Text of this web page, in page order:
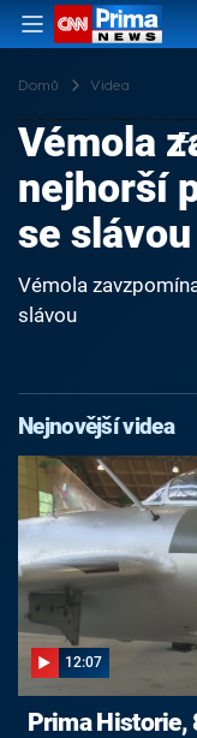
Domů Videa
Vémola
nejhorší
se slávou
Vémola
slávou
Nejnovější videa
12:07
Prima Historie,